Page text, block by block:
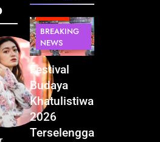
AI
BREAKING
NEWS
Festival
Budaya
Khatulistiwa
2026
Terselenggara